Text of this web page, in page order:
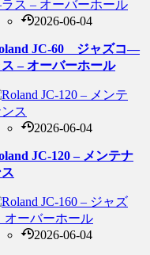
2026-06-04
JC-60 ジャズコ―
– オーバーホール
2026-06-04
JC-120 – メンテナ
2026-06-04